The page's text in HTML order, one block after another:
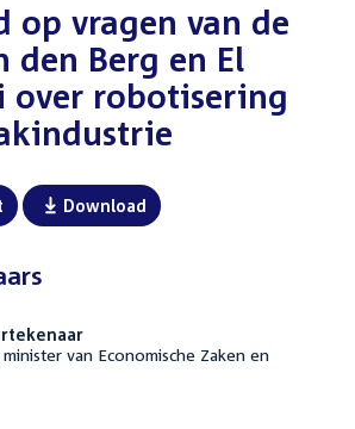
op vragen van de
den Berg en El
over robotisering
Download
van Economische Zaken en